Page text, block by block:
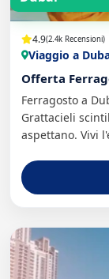
4.9(2.4k Recensioni)
Viaggio a
Offerta
Ferragosto a
Grattacieli
aspettano. Vivi